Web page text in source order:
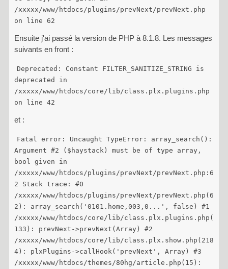
/xxxxx/www/htdocs/plugins/prevNext/prevNext.php
on line 62
Ensuite j'ai passé la version de PHP à 8.1.8. Les messages
suivants en front :
Deprecated: Constant FILTER_SANITIZE_STRING is
deprecated in
/xxxxx/www/htdocs/core/lib/class.plx.plugins.php
on line 42
et :
Fatal error: Uncaught TypeError: array_search():
Argument #2 ($haystack) must be of type array,
bool given in
/xxxxx/www/htdocs/plugins/prevNext/prevNext.php:6
2 Stack trace: #0
/xxxxx/www/htdocs/plugins/prevNext/prevNext.php(6
2): array_search('0101.home,003,0...', false) #1
/xxxxx/www/htdocs/core/lib/class.plx.plugins.php(
133): prevNext->prevNext(Array) #2
/xxxxx/www/htdocs/core/lib/class.plx.show.php(218
4): plxPlugins->callHook('prevNext', Array) #3
/xxxxx/www/htdocs/themes/80hg/article.php(15):